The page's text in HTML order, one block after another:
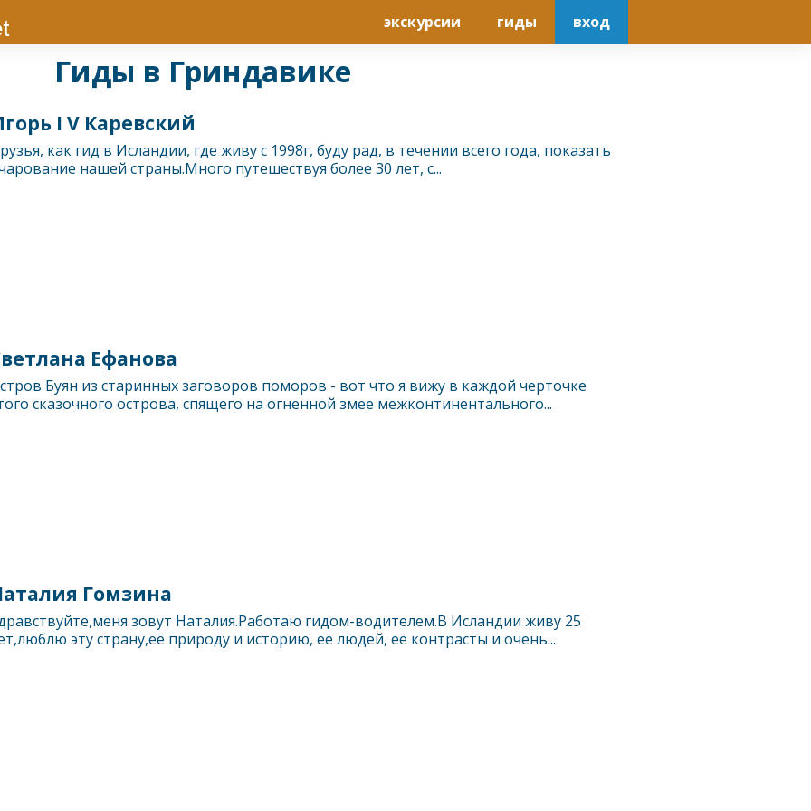
экскурсии гиды вход
Гиды в Гриндавике
I V Каревский
как гид в Исландии, где живу с 1998г, буду рад, в течении всего года, показать
нашей страны.Много путешествуя более 30 лет, с...
Ефанова
Буян из старинных заговоров поморов - вот что я вижу в каждой черточке
сказочного острова, спящего на огненной змее межконтинентального...
Гомзина
зовут Наталия.Работаю гидом-водителем.В Исландии живу 25
эту страну,её природу и историю, её людей, её контрасты и очень...